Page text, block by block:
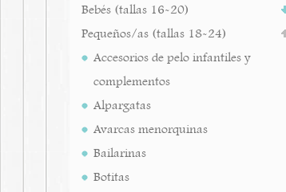
Bebés (tallas 16-20)
Pequeños/as (tallas 18-24)
Accesorios de pelo infantiles y
complementos
Alpargatas
Avarcas menorquinas
Bailarinas
Botitas